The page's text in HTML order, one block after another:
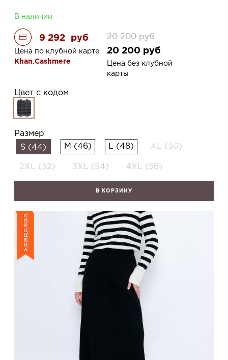
В наличии
9 292 руб
Цена по клубной карте
Khan.Cashmere
20 200 руб
20 200 руб
Цена без клубной
карты
Цвет с кодом
Размер
S (44)
M (46) L (48) XL (50)
2XL (52) 3XL (54) 4XL (56)
В КОРЗИНУ